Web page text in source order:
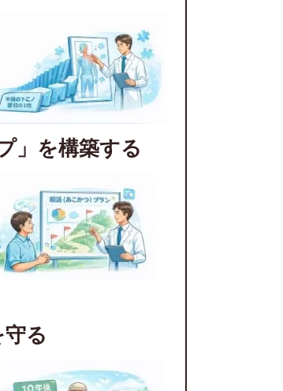
」を構築する
る